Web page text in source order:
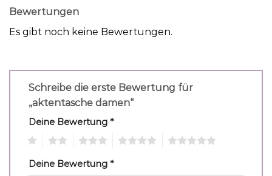
Bewertungen
Es gibt noch keine Bewertungen.
Schreibe die erste Bewertung für
„aktentasche damen“
Deine Bewertung *
Deine Bewertung *